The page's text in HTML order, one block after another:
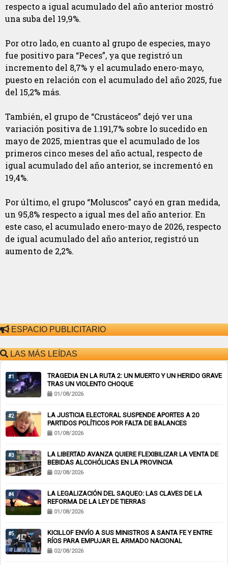
respecto a igual acumulado del año anterior mostró
una suba del 19,9%.
Por otro lado, en cuanto al grupo de especies, mayo
fue positivo para “Peces”, ya que registró un
incremento del 8,7% y el acumulado enero-mayo,
puesto en relación con el acumulado del año 2025, fue
del 15,2% más.
También, el grupo de “Crustáceos” dejó ver una
variación positiva de 1.191,7% sobre lo sucedido en
mayo de 2025, mientras que el acumulado de los
primeros cinco meses del año actual, respecto de
igual acumulado del año anterior, se incrementó en
19,4%.
Por último, el grupo “Moluscos” cayó en gran medida,
un 95,8% respecto a igual mes del año anterior. En
este caso, el acumulado enero-mayo de 2026, respecto
de igual acumulado del año anterior, registró un
aumento de 2,2%.
ESPACIO PUBLICITARIO
LAS MÁS LEÍDAS
#1
TRAGEDIA EN LA RUTA 2: UN MUERTO Y UN HERIDO GRAVE
TRAS UN VIOLENTO CHOQUE
01/08/2026
#2
LA JUSTICIA ELECTORAL SUSPENDE APORTES A 20
PARTIDOS POLÍTICOS POR FALTA DE BALANCES
01/08/2026
#3
LA LIBERTAD AVANZA QUIERE FLEXIBILIZAR LA VENTA DE
BEBIDAS ALCOHÓLICAS EN LA PROVINCIA
02/08/2026
#4
LA LEGALIZACIÓN DEL SAQUEO: LAS CLAVES DE LA
REFORMA DE LA LEY DE TIERRAS
01/08/2026
#5
KICILLOF ENVÍO A SUS MINISTROS A SANTA FE Y ENTRE
RÍOS PARA EMPUJAR EL ARMADO NACIONAL
02/08/2026